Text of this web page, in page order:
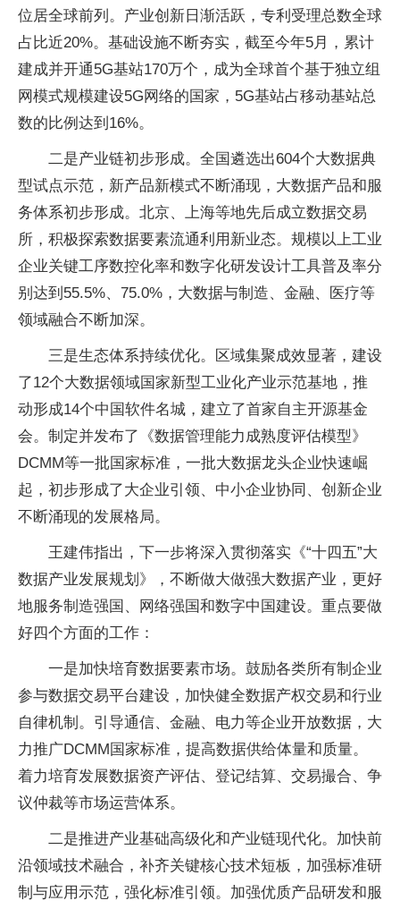
位居全球前列。产业创新日渐活跃，专利受理总数全球
占比近20%。基础设施不断夯实，截至今年5月，累计
建成并开通5G基站170万个，成为全球首个基于独立组
网模式规模建设5G网络的国家，5G基站占移动基站总
数的比例达到16%。
二是产业链初步形成。全国遴选出604个大数据典
型试点示范，新产品新模式不断涌现，大数据产品和服
务体系初步形成。北京、上海等地先后成立数据交易
所，积极探索数据要素流通利用新业态。规模以上工业
企业关键工序数控化率和数字化研发设计工具普及率分
别达到55.5%、75.0%，大数据与制造、金融、医疗等
领域融合不断加深。
三是生态体系持续优化。区域集聚成效显著，建设
了12个大数据领域国家新型工业化产业示范基地，推
动形成14个中国软件名城，建立了首家自主开源基金
会。制定并发布了《数据管理能力成熟度评估模型》
DCMM等一批国家标准，一批大数据龙头企业快速崛
起，初步形成了大企业引领、中小企业协同、创新企业
不断涌现的发展格局。
王建伟指出，下一步将深入贯彻落实《“十四五”大
数据产业发展规划》，不断做大做强大数据产业，更好
地服务制造强国、网络强国和数字中国建设。重点要做
好四个方面的工作：
一是加快培育数据要素市场。鼓励各类所有制企业
参与数据交易平台建设，加快健全数据产权交易和行业
自律机制。引导通信、金融、电力等企业开放数据，大
力推广DCMM国家标准，提高数据供给体量和质量。
着力培育发展数据资产评估、登记结算、交易撮合、争
议仲裁等市场运营体系。
二是推进产业基础高级化和产业链现代化。加快前
沿领域技术融合，补齐关键核心技术短板，加强标准研
制与应用示范，强化标准引领。加强优质产品研发和服